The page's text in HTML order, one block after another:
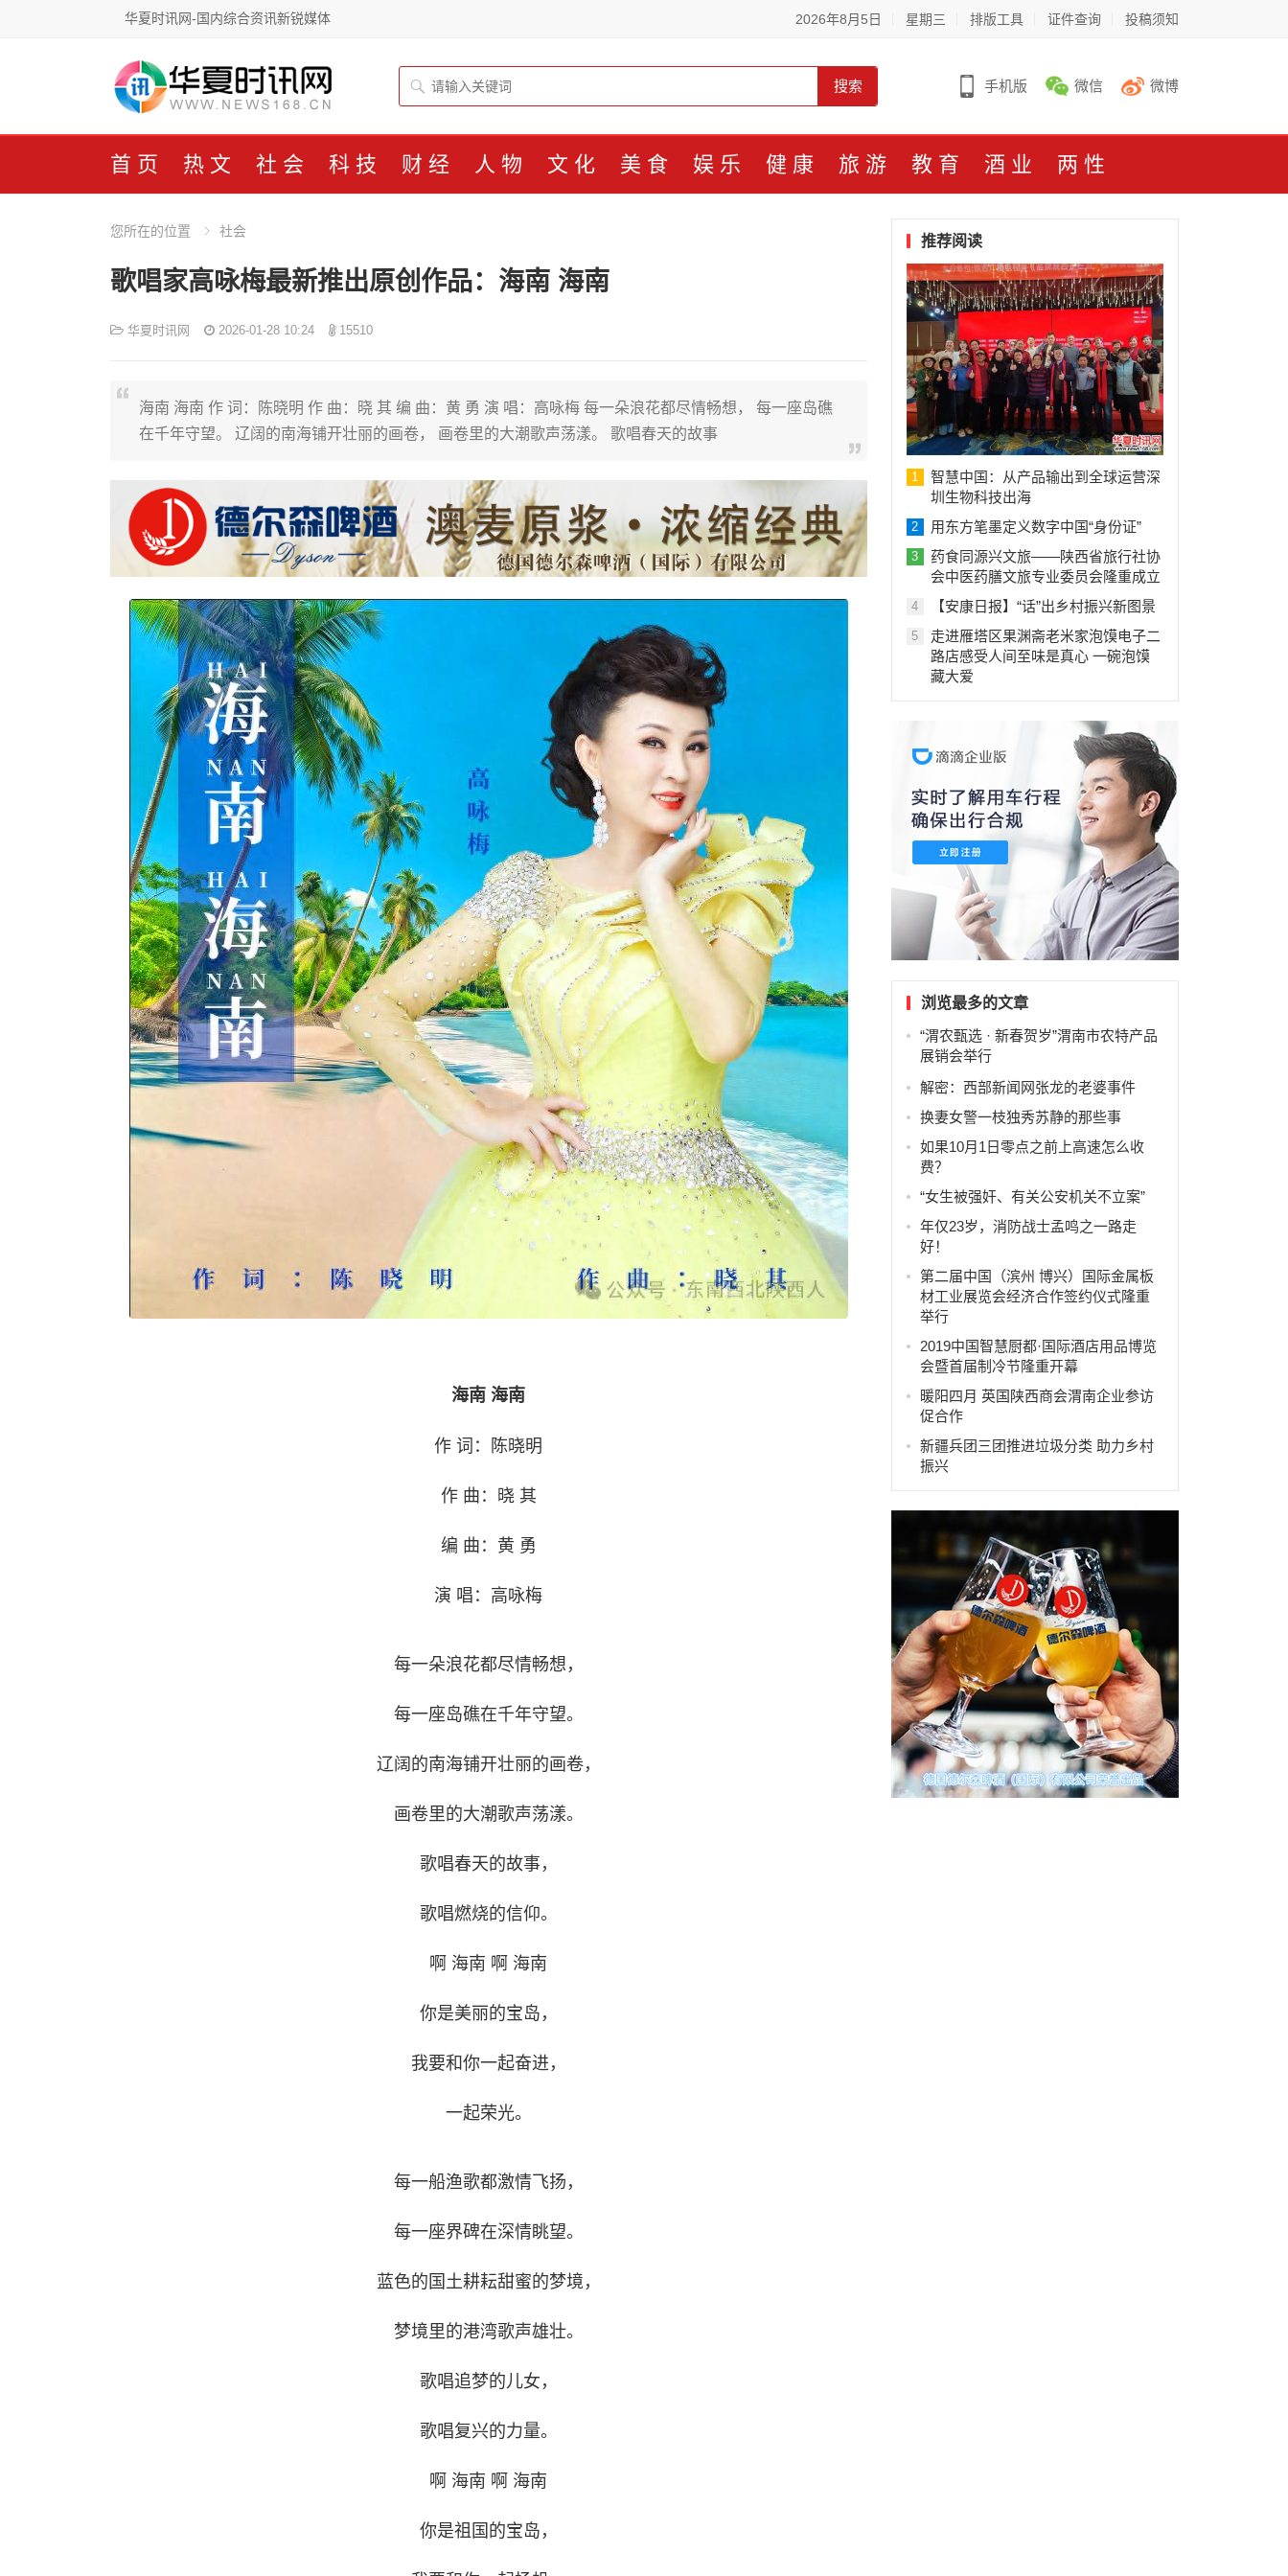
华夏时讯网-国内综合资讯新锐媒体 2026年8月5日 星期三 排版工具 证件查询 投稿须知
搜索 手机版 微信 微博
首页 热文 社会 科技 财经 人物 文化 美食 娱乐 健康 旅游 教育 酒业 两性
您所在的位置 社会
歌唱家高咏梅最新推出原创作品：海南 海南
华夏时讯网 2026-01-28 10:24 15510
海南 海南 作 词：陈晓明 作 曲：晓 其 编 曲：黄 勇 演 唱：高咏梅 每一朵浪花都尽情畅想， 每一座岛礁
在千年守望。 辽阔的南海铺开壮丽的画卷， 画卷里的大潮歌声荡漾。 歌唱春天的故事
海南 海南
作 词：陈晓明
作 曲：晓 其
编 曲：黄 勇
演 唱：高咏梅
每一朵浪花都尽情畅想，
每一座岛礁在千年守望。
辽阔的南海铺开壮丽的画卷，
画卷里的大潮歌声荡漾。
歌唱春天的故事，
歌唱燃烧的信仰。
啊 海南 啊 海南
你是美丽的宝岛，
我要和你一起奋进，
一起荣光。
每一船渔歌都激情飞扬，
每一座界碑在深情眺望。
蓝色的国土耕耘甜蜜的梦境，
梦境里的港湾歌声雄壮。
歌唱追梦的儿女，
歌唱复兴的力量。
啊 海南 啊 海南
你是祖国的宝岛，
推荐阅读
1
智慧中国：从产品输出到全球运营深
圳生物科技出海
2 用东方笔墨定义数字中国“身份证”
3
药食同源兴文旅——陕西省旅行社协
会中医药膳文旅专业委员会隆重成立
4 【安康日报】“话”出乡村振兴新图景
5
走进雁塔区果渊斋老米家泡馍电子二
路店感受人间至味是真心 一碗泡馍
藏大爱
浏览最多的文章
“渭农甄选 · 新春贺岁”渭南市农特产品
展销会举行
解密：西部新闻网张龙的老婆事件
换妻女警一枝独秀苏静的那些事
如果10月1日零点之前上高速怎么收
费？
“女生被强奸、有关公安机关不立案”
年仅23岁，消防战士孟鸣之一路走
好！
第二届中国（滨州 博兴）国际金属板
材工业展览会经济合作签约仪式隆重
举行
2019中国智慧厨都·国际酒店用品博览
会暨首届制冷节隆重开幕
暖阳四月 英国陕西商会渭南企业参访
促合作
新疆兵团三团推进垃圾分类 助力乡村
振兴